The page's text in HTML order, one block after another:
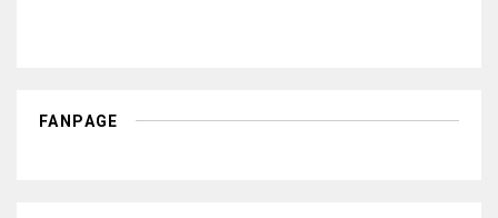
FANPAGE